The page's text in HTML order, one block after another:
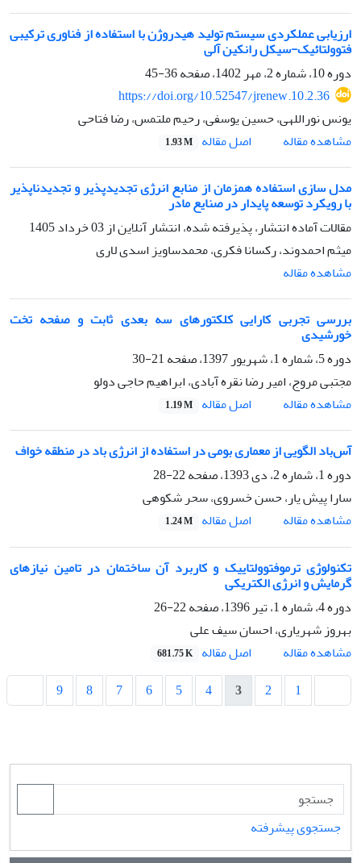
ارزیابی عملکردی سیستم تولید هیدروژن با استفاده از فناوری ترکیبی
فتوولتائیک-سیکل رانکین آلی
دوره 10، شماره 2، مهر 1402، صفحه
36-45
https://doi.org/10.52547/jrenew.10.2.36
یونس نوراللهی، حسین یوسفی، رحیم ملتمس، رضا فتاحی
مشاهده مقاله
اصل مقاله 1.93 M
مدل سازی استفاده همزمان از منابع انرژی تجدیدپذیر و تجدیدناپذیر
با رویکرد توسعه پایدار در صنایع مادر
مقالات آماده انتشار، پذیرفته شده، انتشار آنلاین از03 خرداد 1405
میثم احمدوند، رکسانا فکری، محمدساویز اسدی لاری
مشاهده مقاله
بررسی تجربی کارایی کلکتورهای سه بعدی ثابت و صفحه تخت
خورشیدی
دوره 5، شماره 1، شهریور 1397، صفحه
21-30
مجتبی مروج، امیر رضا نقره آبادی، ابراهیم حاجی دولو
مشاهده مقاله
اصل مقاله 1.19 M
آس‌باد الگویی از معماری بومی در استفاده از انرژی باد در منطقه خواف
دوره 1، شماره 2، دی 1393، صفحه
22-28
سارا پیش یار، حسن خسروی، سحر شکوهی
مشاهده مقاله
اصل مقاله 1.24 M
تکنولوژی ترموفتوولتاییک و کاربرد آن ساختمان در تامین نیازهای
گرمایش و انرژی الکتریکی
دوره 4، شماره 1، تیر 1396، صفحه
22-26
بهروز شهریاری، احسان سیف علی
مشاهده مقاله
اصل مقاله 681.75 K
1
2
3
4
5
6
7
8
9
جستجوی پیشرفته